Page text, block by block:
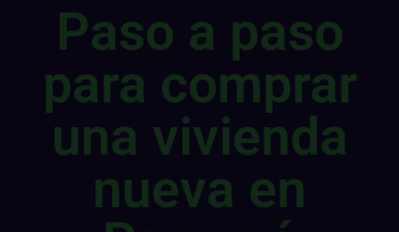
Paso a paso
para comprar
una vivienda
nueva en